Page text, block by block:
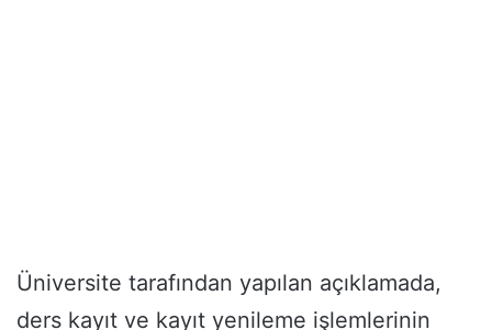
Üniversite tarafından yapılan açıklamada,
ders kayıt ve kayıt yenileme işlemlerinin